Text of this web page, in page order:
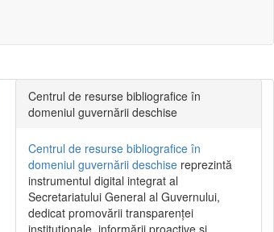
Centrul de resurse bibliografice în
domeniul guvernării deschise
Centrul de resurse bibliografice în
domeniul guvernării deschise reprezintă
instrumentul digital integrat al
Secretariatului General al Guvernului,
dedicat promovării transparenței